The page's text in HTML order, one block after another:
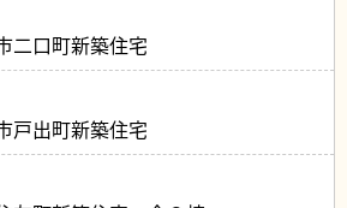
二口町新築住宅
戸出町新築住宅